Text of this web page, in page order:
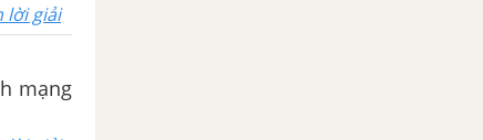
lời giải
mạng